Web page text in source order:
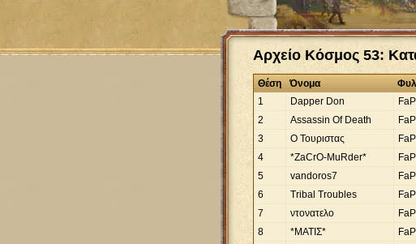
Αρχείο Κόσμος 53:
Θέση Όνομα
1
Dapper Don
2
Assassin Of Death
3
Ο Τουριστας
4
*ZaCrO-MuRder*
5
vandoros7
6
Tribal Troubles
7
ντονατελο
8
*ΜΑΤΙΣ*